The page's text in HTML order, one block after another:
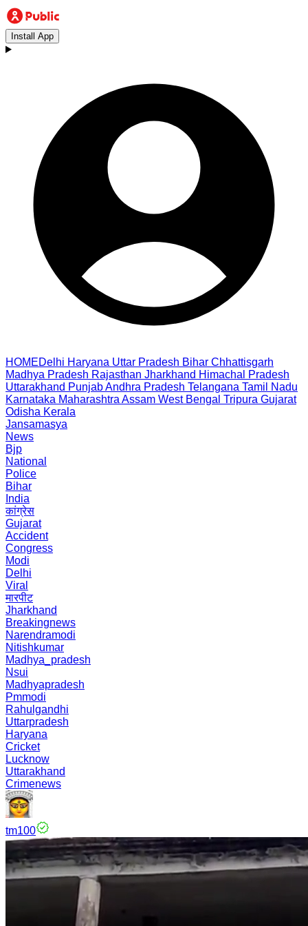
Install App
HOMEDelhi Haryana Uttar Pradesh Bihar Chhattisgarh
Madhya Pradesh Rajasthan Jharkhand Himachal Pradesh
Uttarakhand PunjabAndhra Pradesh Telangana Tamil Nadu
Karnataka Maharashtra Assam West Bengal Tripura Gujarat
Odisha Kerala
Jansamasya
News
Bjp
National
Police
Bihar
India
कांग्रेस
Gujarat
Accident
Congress
Modi
Delhi
Viral
मारपीट
Jharkhand
Breakingnews
Narendramodi
Nitishkumar
Madhya_pradesh
Nsui
Madhyapradesh
Pmmodi
Rahulgandhi
Uttarpradesh
Haryana
Cricket
Lucknow
Uttarakhand
Crimenews
tm100